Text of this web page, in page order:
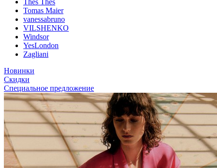
Thes Thes
Tomas Maier
vanessabruno
VILSHENKO
Windsor
YesLondon
Zagliani
Новинки
Скидки
Специальное предложение